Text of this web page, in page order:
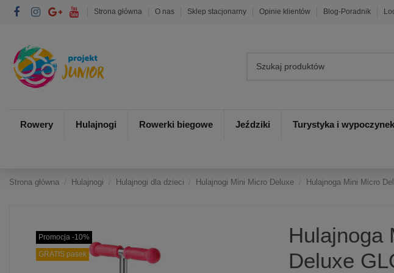
Strona główna O nas Sklep stacjonarny Opinie klientów Blog-Poradnik
Rowery Hulajnogi Rowerki biegowe Jeździki Turystyka i wypoczynek
Strona główna Hulajnogi Hulajnogi dla dzieci Hulajnogi Mini Micro Deluxe Hulajnoga Mini Micro
Promocja -10%
GRATIS pasek
Hulajnoga
Deluxe